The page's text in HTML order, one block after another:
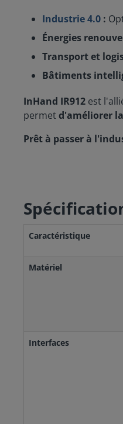
Industrie 4.0 :
Énergies
Transport et
Bâtiments
InHand IR912 est
permetd'améliorer
Prêt à passer à
Caractéristique
Matériel
Interfaces